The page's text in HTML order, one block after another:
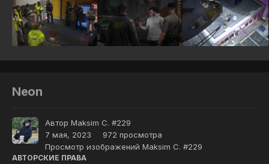
Neon
Автор Maksim C. #229
7 мая, 2023
972 просмотра
Просмотр изображений Maksim C. #229
АВТОРСКИЕ ПРАВА